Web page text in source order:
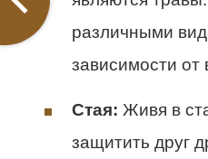
различными
зависимости от
Стая: Живя в
защитить друг